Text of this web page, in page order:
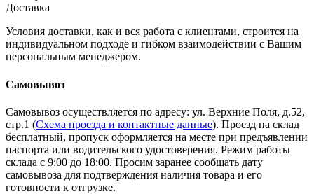
Доставка
Условия доставки, как и вся работа с клиентами, строится на
индивидуальном подходе и гибком взаимодействии с Вашим
персональным менеджером.
Самовывоз
Самовывоз осуществляется по адресу: ул. Верхние Поля, д.52,
стр.1 (Схема проезда и контактные данные). Проезд на склад
бесплатный, пропуск оформляется на месте при предъявлении
паспорта или водительского удостоверения. Режим работы
склада с 9:00 до 18:00. Просим заранее сообщать дату
самовывоза для подтверждения наличия товара и его
готовности к отгрузке.